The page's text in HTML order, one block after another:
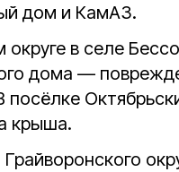
дом и КамАЗ.
в селе
дома —
посёлке
крыша.